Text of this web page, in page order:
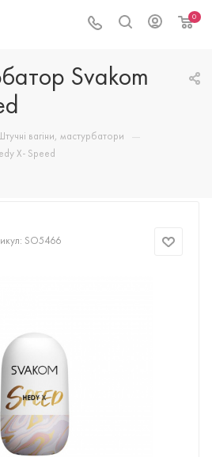
0
Svakom
вагіни, мастурбатори —
X- Speed
SO5466